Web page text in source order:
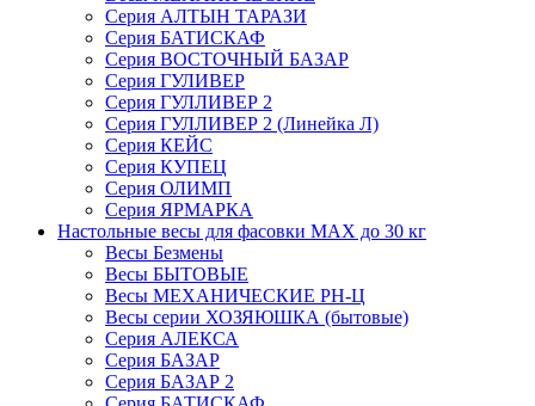
Серия АЛТЫН ТАРАЗИ
Серия БАТИСКАФ
Серия ВОСТОЧНЫЙ БАЗАР
Серия ГУЛИВЕР
Серия ГУЛЛИВЕР 2
Серия ГУЛЛИВЕР 2 (Линейка Л)
Серия КЕЙС
Серия КУПЕЦ
Серия ОЛИМП
Серия ЯРМАРКА
Настольные весы для фасовки MAX до 30 кг
Весы Безмены
Весы БЫТОВЫЕ
Весы МЕХАНИЧЕСКИЕ РН-Ц
Весы серии ХОЗЯЮШКА (бытовые)
Серия АЛЕКСА
Серия БАЗАР
Серия БАЗАР 2